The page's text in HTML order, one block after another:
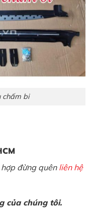
chấm bi
đừng quên liên hệ
của chúng tôi.